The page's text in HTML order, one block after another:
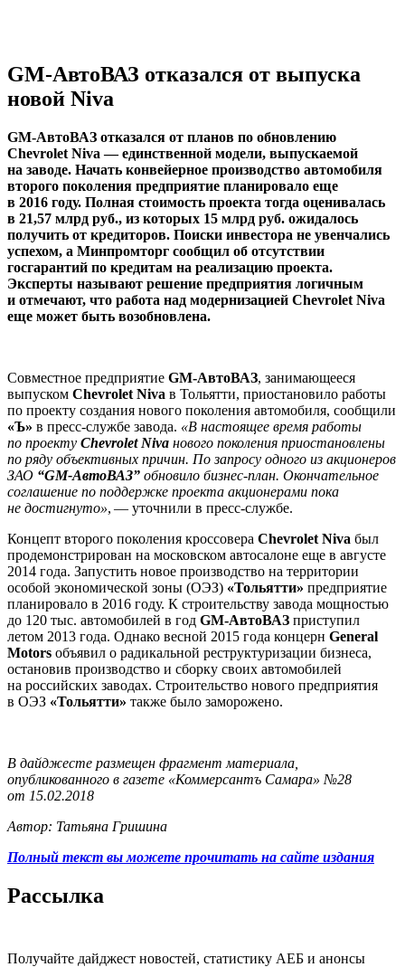
GM-АвтоВАЗ отказался от выпуска
новой Niva
GM-АвтоВАЗ отказался от планов по обновлению
Chevrolet Niva — единственной модели, выпускаемой
на заводе. Начать конвейерное производство автомобиля
второго поколения предприятие планировало еще
в 2016 году. Полная стоимость проекта тогда оценивалась
в 21,57 млрд руб., из которых 15 млрд руб. ожидалось
получить от кредиторов. Поиски инвестора не увенчались
успехом, а Минпромторг сообщил об отсутствии
госгарантий по кредитам на реализацию проекта.
Эксперты называют решение предприятия логичным
и отмечают, что работа над модернизацией Chevrolet Niva
еще может быть возобновлена.
Совместное предприятие GM-АвтоВАЗ, занимающееся
выпуском Chevrolet Niva в Тольятти, приостановило работы
по проекту создания нового поколения автомобиля, сообщили
«Ъ» в пресс-службе завода. «В настоящее время работы
по проекту Chevrolet Niva нового поколения приостановлены
по ряду объективных причин. По запросу одного из акционеров
ЗАО “GM-АвтоВАЗ” обновило бизнес-план. Окончательное
соглашение по поддержке проекта акционерами пока
не достигнуто», — уточнили в пресс-службе.
Концепт второго поколения кроссовера Chevrolet Niva был
продемонстрирован на московском автосалоне еще в августе
2014 года. Запустить новое производство на территории
особой экономической зоны (ОЭЗ) «Тольятти» предприятие
планировало в 2016 году. К строительству завода мощностью
до 120 тыс. автомобилей в год GM-АвтоВАЗ приступил
летом 2013 года. Однако весной 2015 года концерн General
Motors объявил о радикальной реструктуризации бизнеса,
остановив производство и сборку своих автомобилей
на российских заводах. Строительство нового предприятия
в ОЭЗ «Тольятти» также было заморожено.
В дайджесте размещен фрагмент материала,
опубликованного в газете «Коммерсантъ Самара» №28
от 15.02.2018
Автор: Татьяна Гришина
Полный текст вы можете прочитать на сайте издания
Рассылка
Получайте дайджест новостей, статистику АЕБ и анонсы